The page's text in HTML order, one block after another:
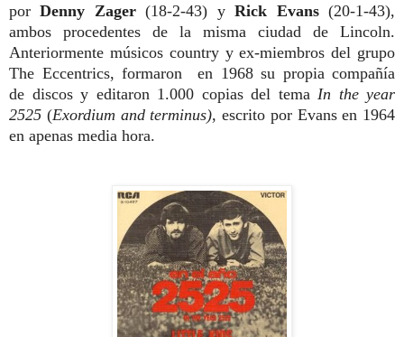
porDenny Zager(18-2-43) yRick Evans(20-1-43),
ambos procedentes de la misma ciudad de Lincoln.
Anteriormente músicos country y ex-miembros del grupo
The Eccentrics, formaron en 1968 su propia compañía
de discos y editaron 1.000 copias del tema In the year
2525 (Exordium and terminus), escrito por Evans en 1964
en apenas media hora.